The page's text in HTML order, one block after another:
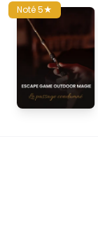
Noté 5★